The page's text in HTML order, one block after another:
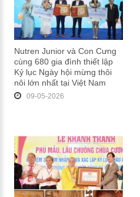
Nutren Junior và Con Cưng
cùng 680 gia đình thiết lập
Kỷ lục Ngày hội mừng thôi
nôi lớn nhất tại Việt Nam
09-05-2026